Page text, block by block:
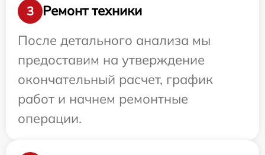
3
Ремонт техники
После детального анализа мы
предоставим на утверждение
окончательный расчет, график
работ и начнем ремонтные
операции.